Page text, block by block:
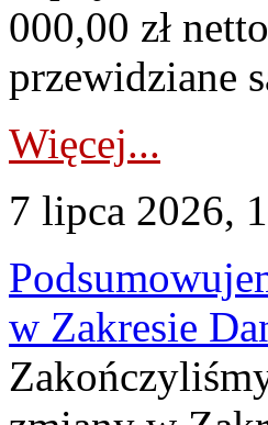
000,00 zł
przewidziane
Więcej...
7 lipca 2026,
w Zakresie